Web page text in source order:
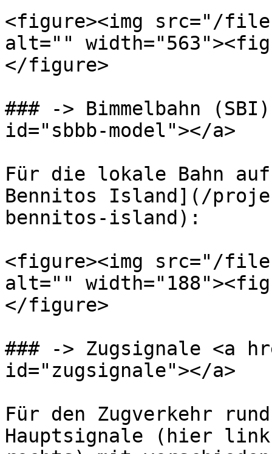
<figure><img src="/files/
alt=""
</figure>
### -> Bimmelbahn
id="sbbb-model"></a>
Für die lokale Bahn
Bennitos Island](/
bennitos-island):
<figure><img src="/files/
alt=""
</figure>
### -> Zugsignale <a
id="zugsignale"></a>
Für den Zugverkehr
Hauptsignale (hier